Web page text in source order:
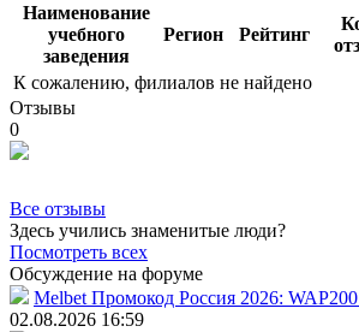
Наименование
учебного
заведения
Регион Рейтинг
К сожалению, филиалов не найдено
Отзывы
0
Все отзывы
Здесь учились знаменитые люди?
Посмотреть всех
Обсуждение на форуме
Melbet Промокод Россия 2026: WAP200
02.08.2026 16:59